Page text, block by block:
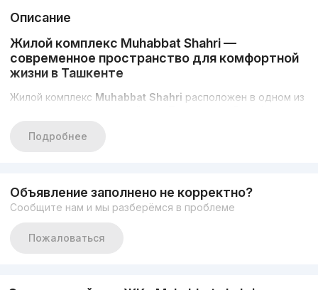
Описание
Жилой комплекс Muhabbat Shahri —
современное пространство для комфортной
жизни в Ташкенте
Жилой комплекс Muhabbat Shahri расположен в одном из
спокойную атмосферу для жизни и удобную транспортную
делает район привлекательным для семей и молодых
специалистов.
Архитектура и строительные технологии
Подробнее
Объявление заполнено не корректно?
Сообщите нам и мы разберёмся в проблеме
Пожаловаться